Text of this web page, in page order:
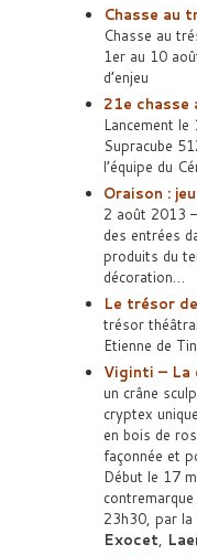
Chasse au
Chasse au
1er au 10
d’enjeu
21e chasse
Lancement
Supracube
l’équipe du
Oraison :
2 août 2013
des entrées
produits du
décoration…
Le trésor
trésor
Etienne de
Viginti – La
un crâne
cryptex
en bois de
façonnée et
Début le 17
23h30, par la
Exocet,